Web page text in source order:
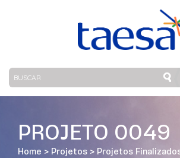
PROJETO 0049
Home > Projetos > Projetos